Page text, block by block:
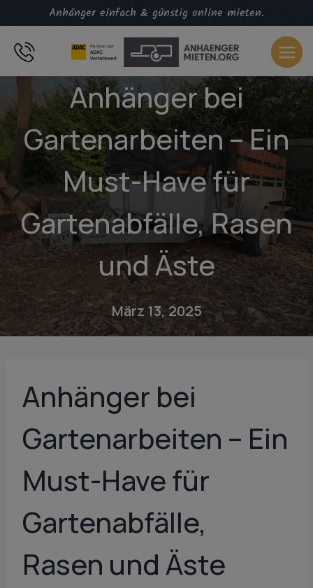
Inhalt
springen
Anhänger einfach & günstig online mieten.
Anhänger bei
Gartenarbeiten – Ein
Must-Have für
Gartenabfälle, Rasen
und Äste
März 13, 2025
Anhänger bei
Gartenarbeiten – Ein
Must-Have für
Gartenabfälle,
Rasen und Äste